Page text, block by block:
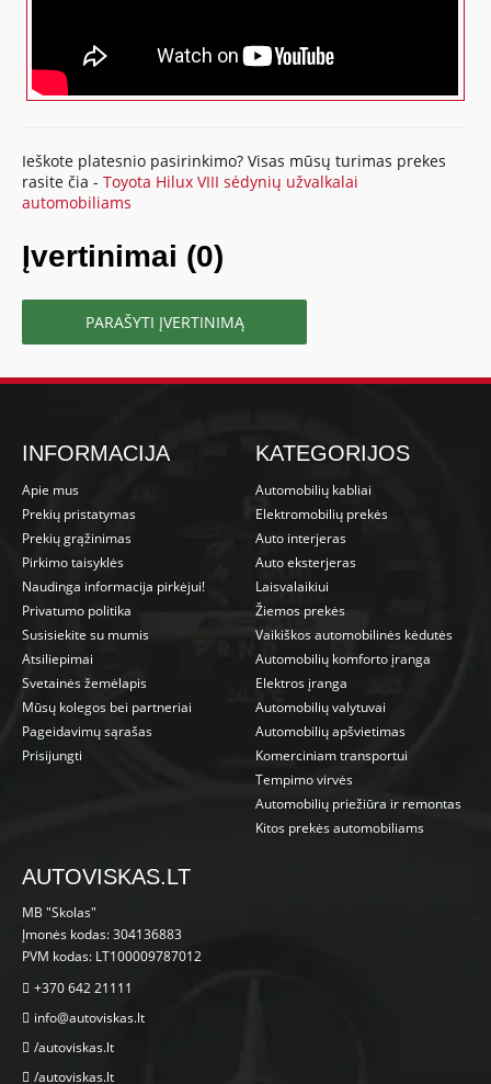
Ieškote platesnio pasirinkimo? Visas mūsų turimas prekes
rasite čia -Toyota Hilux VIII sėdynių užvalkalai
automobiliams
Įvertinimai (0)
PARAŠYTI ĮVERTINIMĄ
INFORMACIJA
Apie mus
Prekių pristatymas
Prekių grąžinimas
Pirkimo taisyklės
Naudinga informacija pirkėjui!
Privatumo politika
Susisiekite su mumis
Atsiliepimai
Svetainės žemėlapis
Mūsų kolegos bei partneriai
Pageidavimų sąrašas
Prisijungti
KATEGORIJOS
Automobilių kabliai
Elektromobilių prekės
Auto interjeras
Auto eksterjeras
Laisvalaikiui
Žiemos prekės
Vaikiškos automobilinės kėdutės
Automobilių komforto įranga
Elektros įranga
Automobilių valytuvai
Automobilių apšvietimas
Komerciniam transportui
Tempimo virvės
Automobilių priežiūra ir remontas
Kitos prekės automobiliams
AUTOVISKAS.LT
MB "Skolas"
Įmonės kodas: 304136883
PVM kodas: LT100009787012
+370 642 21111
info@autoviskas.lt
/autoviskas.lt
/autoviskas.lt